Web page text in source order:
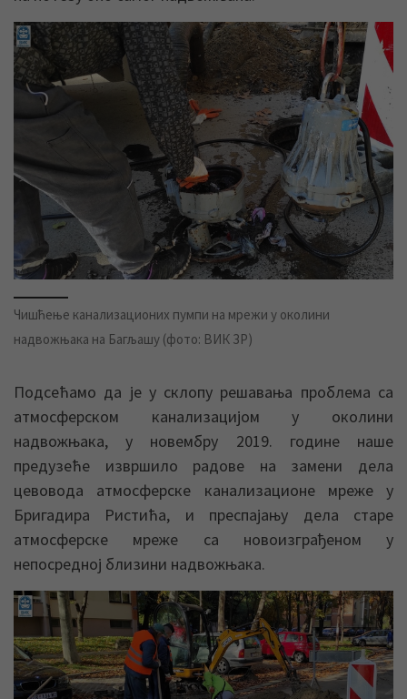
Чишћење канализационих пумпи на мрежи у околини
надвожњака на Багљашу (фото: ВИК ЗР)
Подсећамо да је у склопу решавања проблема са
атмосферском канализацијом у околини
надвожњака, у новембру 2019. године наше
предузеће извршило радове на замени дела
цевовода атмосферске канализационе мреже у
Бригадира Ристића, и преспајању дела старе
атмосферске мреже са новоизграђеном у
непосредној близини надвожњака.